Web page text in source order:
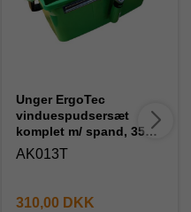
Unger ErgoTec
vinduespudsersæt
komplet m/ spand, 35
cm.
AK013T
310,00 DKK